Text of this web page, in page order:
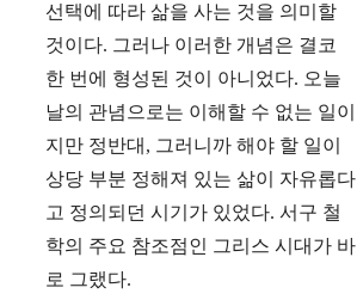
선택에 따라 삶을 사는 것을 의미할
것이다. 그러나 이러한 개념은 결코
한 번에 형성된 것이 아니었다. 오늘
날의 관념으로는 이해할 수 없는 일이
지만 정반대, 그러니까 해야 할 일이
상당 부분 정해져 있는 삶이 자유롭다
고 정의되던 시기가 있었다. 서구 철
학의 주요 참조점인 그리스 시대가 바
로 그랬다.